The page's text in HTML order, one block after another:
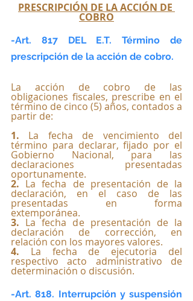
PRESCRIPCIÓN DE LA ACCIÓN DE
COBRO
-Art. 817 DEL E.T. Término de
prescripción de la acción de cobro.
La acción de cobro de las
obligaciones fiscales, prescribe en el
término de cinco (5) años, contados a
partir de:
1. La fecha de vencimiento del
término para declarar, fijado por el
Gobierno Nacional, para las
declaraciones presentadas
oportunamente.
2. La fecha de presentación de la
declaración, en el caso de las
presentadas en forma
extemporánea.
3. La fecha de presentación de la
declaración de corrección, en
relación con los mayores valores.
4. La fecha de ejecutoria del
respectivo acto administrativo de
determinación o discusión.
-Art. 818. Interrupción y suspensión